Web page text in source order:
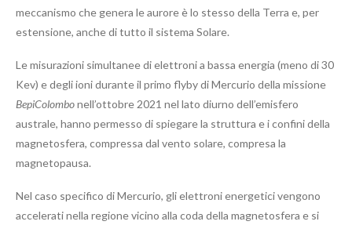
meccanismo che genera le aurore è lo stesso della Terra e, per
estensione, anche di tutto il sistema Solare.
Le misurazioni simultanee di elettroni a bassa energia (meno di 30
Kev) e degli ioni durante il primo flyby di Mercurio della missione
BepiColombonell’ottobre 2021 nel lato diurno dell’emisfero
australe, hanno permesso di spiegare la struttura e i confini della
magnetosfera, compressa dal vento solare, compresa la
magnetopausa.
Nel caso specifico di Mercurio, gli elettroni energetici vengono
accelerati nella regione vicino alla coda della magnetosfera e si